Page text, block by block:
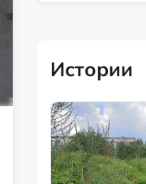
Истории